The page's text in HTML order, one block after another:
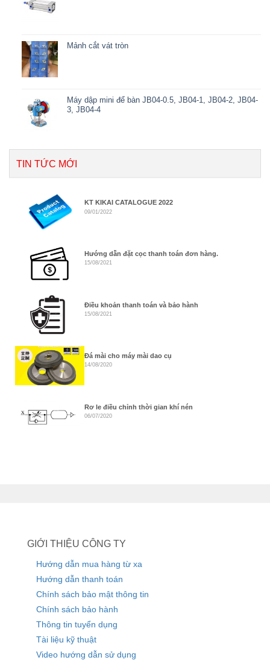
Mảnh cắt vát tròn
Máy dập mini để bàn JB04-0.5, JB04-1, JB04-2, JB04-
3, JB04-4
TIN TỨC MỚI
KT KIKAI CATALOGUE 2022
09/01/2022
Hướng dẫn đặt cọc thanh toán đơn hàng.
15/08/2021
Điều khoản thanh toán và bảo hành
15/08/2021
Đá mài cho máy mài dao cụ
14/08/2020
Rơ le điều chỉnh thời gian khí nén
06/07/2020
GIỚI THIỆU CÔNG TY
Hướng dẫn mua hàng từ xa
Hướng dẫn thanh toán
Chính sách bảo mật thông tin
Chính sách bảo hành
Thông tin tuyển dụng
Tài liệu kỹ thuật
Video hướng dẫn sử dụng